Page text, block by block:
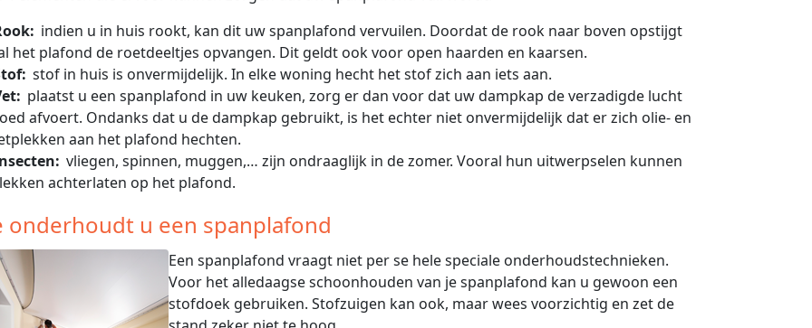
indien u in huis rookt, kan dit uw spanplafond vervuilen. Doordat de rook naar boven opstijgt
het plafond de roetdeeltjes opvangen. Dit geldt ook voor open haarden en kaarsen.
stof in huis is onvermijdelijk. In elke woning hecht het stof zich aan iets aan.
plaatst u een spanplafond in uw keuken, zorg er dan voor dat uw dampkap de verzadigde lucht
afvoert. Ondanks dat u de dampkap gebruikt, is het echter niet onvermijdelijk dat er zich olie- en
aan het plafond hechten.
vliegen, spinnen, muggen,… zijn ondraaglijk in de zomer. Vooral hun uitwerpselen kunnen
achterlaten op het plafond.
onderhoudt u een spanplafond
Een spanplafond vraagt niet per se hele speciale onderhoudstechnieken.
Voor het alledaagse schoonhouden van je spanplafond kan u gewoon een
stofdoek gebruiken. Stofzuigen kan ook, maar wees voorzichtig en zet de